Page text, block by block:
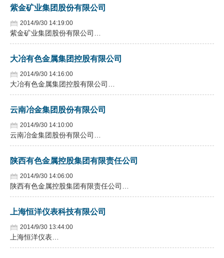
紫金矿业集团股份有限公司
2014/9/30 14:19:00
紫金矿业集团股份有限公司…
大冶有色金属集团控股有限公司
2014/9/30 14:16:00
大冶有色金属集团控股有限公司…
云南冶金集团股份有限公司
2014/9/30 14:10:00
云南冶金集团股份有限公司…
陕西有色金属控股集团有限责任公司
2014/9/30 14:06:00
陕西有色金属控股集团有限责任公司…
上海恒洋仪表科技有限公司
2014/9/30 13:44:00
上海恒洋仪表…